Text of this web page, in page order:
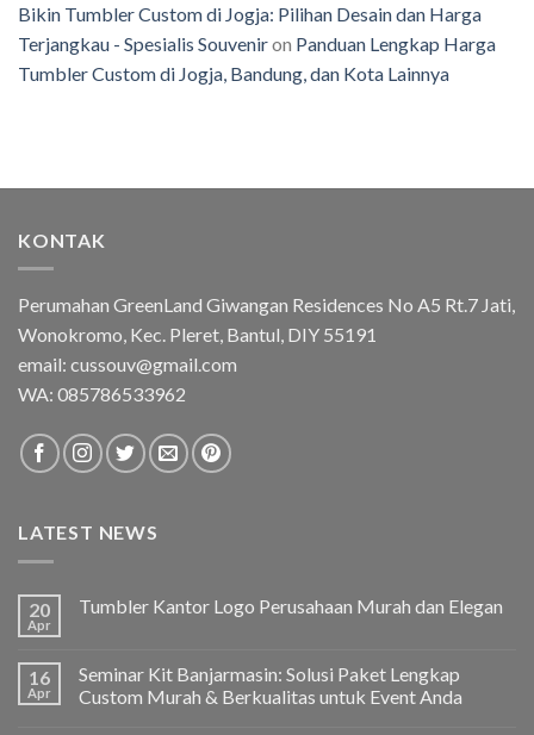
Bikin Tumbler Custom di Jogja: Pilihan Desain dan Harga
Terjangkau - Spesialis Souveniron Panduan Lengkap Harga
Tumbler Custom di Jogja, Bandung, dan Kota Lainnya
KONTAK
Perumahan GreenLand Giwangan Residences No A5 Rt.7 Jati,
Wonokromo, Kec. Pleret, Bantul, DIY 55191
email: cussouv@gmail.com
WA: 085786533962
LATEST NEWS
20
Apr
Tumbler Kantor Logo Perusahaan Murah dan Elegan
16
Apr
Seminar Kit Banjarmasin: Solusi Paket Lengkap
Custom Murah & Berkualitas untuk Event Anda